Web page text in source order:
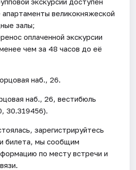
апартаменты великокняжеской
залы;
оплаченной экскурсии
чем за 48 часов до её
наб., 26.
наб., 26, вестибюль
30.319456).
зарегистрируйтесь
билета, мы сообщим
по месту встречи и